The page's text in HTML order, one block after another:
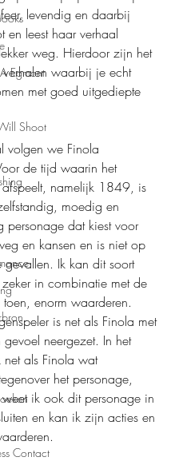
Egmont
Shoot
Contact
levendig en daarbij
en leest haar verhaal
weg. Hierdoor zijn het
waarbij je echt
met goed uitgediepte
volgen we Finola
de tijd waarin het
namelijk 1849, is
moedig en
personage dat kiest voor
en kansen en is niet op
Ik kan dit soort
in combinatie met de
enorm waarderen.
is net als Finola met
neergezet. In het
als Finola wat
het personage,
ik ook dit personage in
en kan ik zijn acties en